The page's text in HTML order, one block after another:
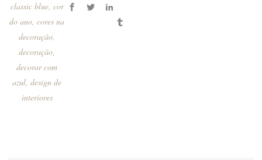
classic blue, cor
do ano,cores na
decoração,
decoração,
decorar com
azul,design de
interiores